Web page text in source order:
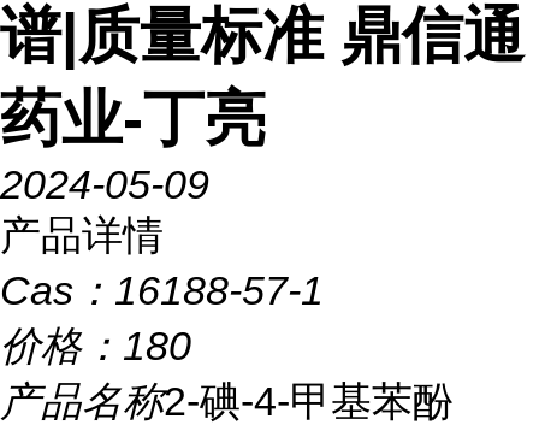
谱|质量标准 鼎信通
药业-丁亮
2024-05-09
产品详情
Cas： 16188-57-1
价格： 180
产品名称2-碘-4-甲基苯酚